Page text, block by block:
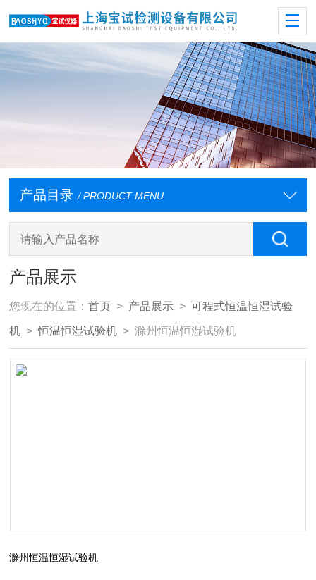
产品目录 / PRODUCT MENU
产品展示
您现在的位置：首页 > 产品展示 >可程式恒温恒湿试验
机 >恒温恒湿试验机 > 滁州恒温恒湿试验机
滁州恒温恒湿试验机